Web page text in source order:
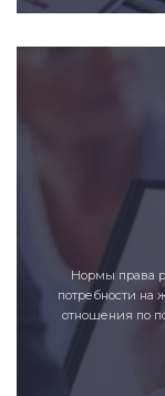
Нормы права
потребности
отношения по